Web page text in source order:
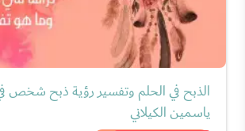
الذبح في الحلم وتفسير رؤية ذبح شخص
ياسمين الكيلاني